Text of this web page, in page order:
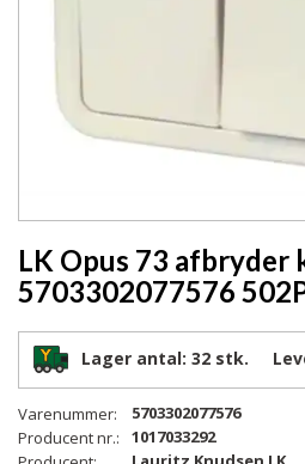
LK Opus 73 afbryder
5703302077576
Lager antal: 32 stk.
Varenummer:
5703302077576
Producent nr.:
1017033292